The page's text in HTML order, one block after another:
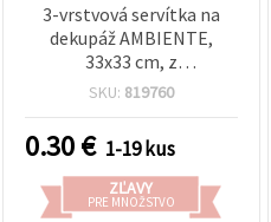
3-vrstvová servítka na
dekupáž AMBIENTE,
33x33 cm, z
recyklovaného papiera,
príroda, 1 ks
SKU: 819760
0.30€ 1-19 kus
ZĽAVY
PRE MNOŽSTVO